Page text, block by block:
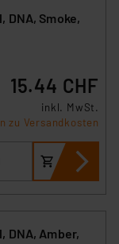
DNA, Smoke,
15.44 CHF
inkl. MwSt.
zu Versandkosten
DNA, Amber,